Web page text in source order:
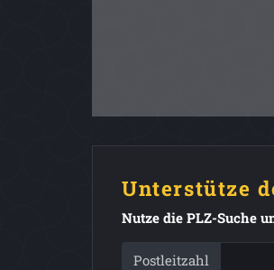
Unterstütze
Nutze die PLZ-Suche
Postleitzahl